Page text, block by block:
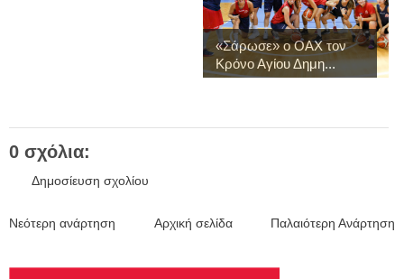
«Σάρωσε» ο ΟΑΧ τον
Κρόνο Αγίου Δημη...
0 σχόλια:
Δημοσίευση σχολίου
Νεότερη ανάρτηση Παλαιότερη Ανάρτηση
Αρχική σελίδα